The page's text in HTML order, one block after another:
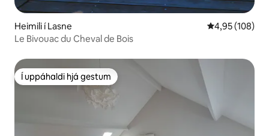
Heimili í Lasne 4,95 af 5 í
4,95 (108)
Le Bivouac du Cheval de Bois
Í uppáhaldi hjá gestum
Í uppáhaldi hjá gestum